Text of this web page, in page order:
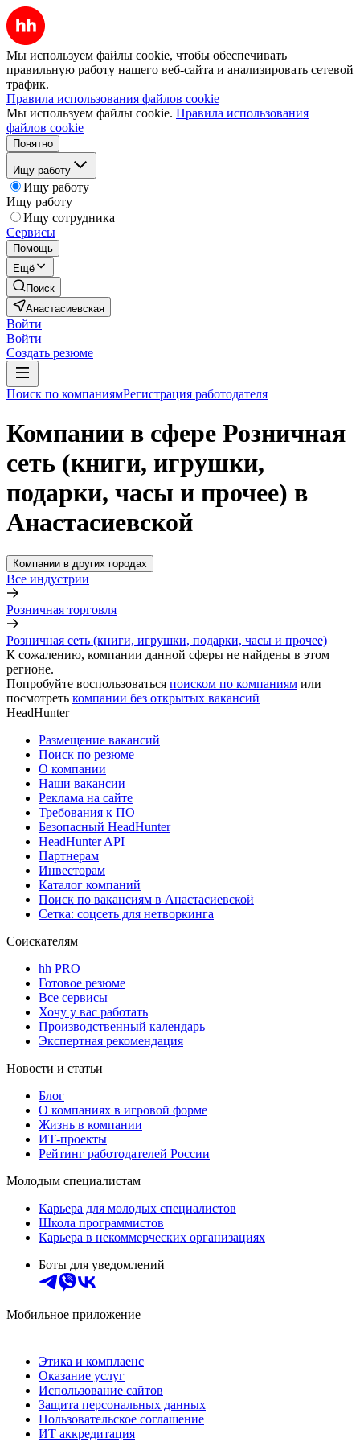
Мы используем файлы cookie, чтобы обеспечивать
правильную работу нашего веб-сайта и анализировать сетевой
трафик.
Правила использования файлов cookie
Мы используем файлы cookie. Правила использования
файлов cookie
Понятно
Ищу работу
Ищу работу
Ищу работу
Ищу сотрудника
Сервисы
Помощь
Ещё
Поиск
Анастасиевская
Войти
Войти
Создать резюме
Поиск по компаниямРегистрация работодателя
Компании в сфере Розничная
сеть (книги, игрушки,
подарки, часы и прочее) в
Анастасиевской
Компании в других городах
Все индустрии
Розничная торговля
Розничная сеть (книги, игрушки, подарки, часы и прочее)
К сожалению, компании данной сферы не найдены в этом
регионе.
Попробуйте воспользоваться поиском по компаниям или
посмотреть компании без открытых вакансий
HeadHunter
Размещение вакансий
Поиск по резюме
О компании
Наши вакансии
Реклама на сайте
Требования к ПО
Безопасный HeadHunter
HeadHunter API
Партнерам
Инвесторам
Каталог компаний
Поиск по вакансиям в Анастасиевской
Сетка: соцсеть для нетворкинга
Соискателям
hh PRO
Готовое резюме
Все сервисы
Хочу у вас работать
Производственный календарь
Экспертная рекомендация
Новости и статьи
Блог
О компаниях в игровой форме
Жизнь в компании
ИТ-проекты
Рейтинг работодателей России
Молодым специалистам
Карьера для молодых специалистов
Школа программистов
Карьера в некоммерческих организациях
Боты для уведомлений
Мобильное приложение
Этика и комплаенс
Оказание услуг
Использование сайтов
Защита персональных данных
Пользовательское соглашение
ИТ аккредитация